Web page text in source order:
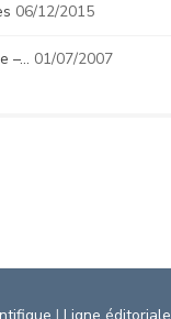
06/12/2015
–… 01/07/2007